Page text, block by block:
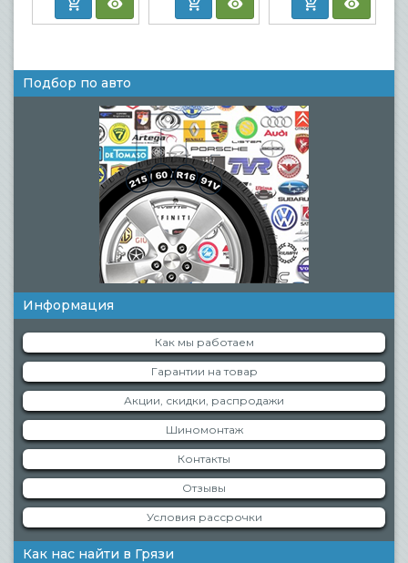
Подбор по авто
Информация
Как мы работаем
Гарантии на товар
Акции, скидки, распродажи
Шиномонтаж
Контакты
Отзывы
Условия рассрочки
Как нас найти в Грязи